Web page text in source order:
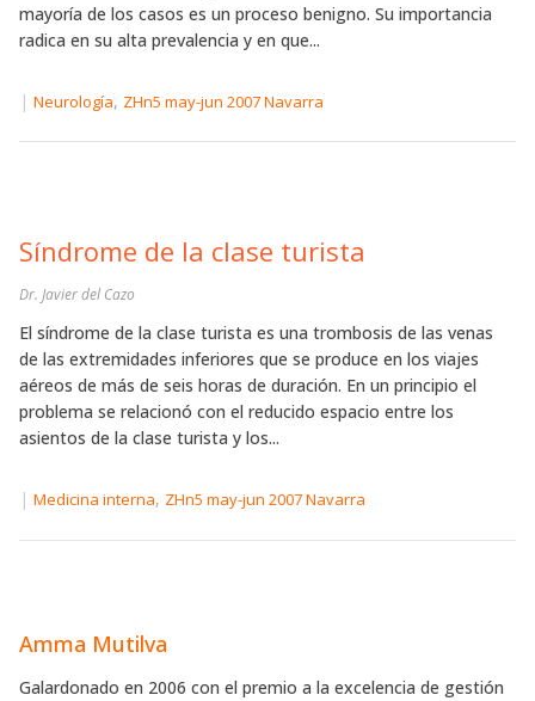
mayoría de los casos es un proceso benigno. Su importancia
radica en su alta prevalencia y en que...
| Neurología, ZHn5 may-jun 2007 Navarra
Síndrome de la clase turista
Dr. Javier del Cazo
El síndrome de la clase turista es una trombosis de las venas
de las extremidades inferiores que se produce en los viajes
aéreos de más de seis horas de duración. En un principio el
problema se relacionó con el reducido espacio entre los
asientos de la clase turista y los...
| Medicina interna, ZHn5 may-jun 2007 Navarra
Amma Mutilva
Galardonado en 2006 con el premio a la excelencia de gestión